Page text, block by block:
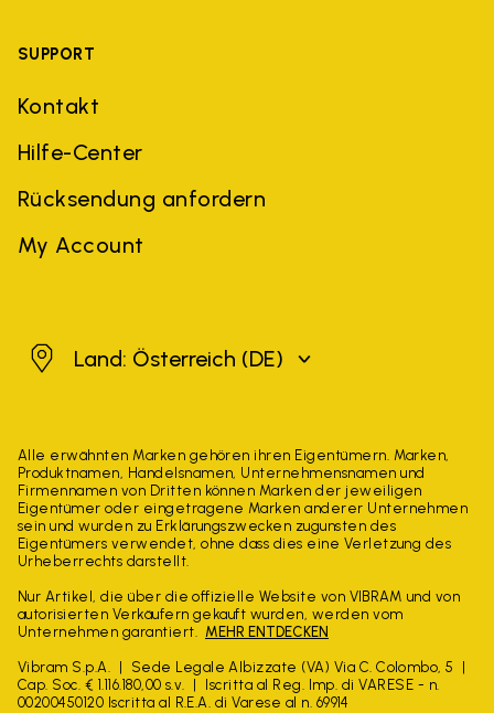
SUPPORT
Kontakt
Hilfe-Center
Rücksendung anfordern
My Account
Österreich
Land: Österreich (DE)
Alle erwähnten Marken gehören ihren Eigentümern. Marken,
Produktnamen, Handelsnamen, Unternehmensnamen und
Firmennamen von Dritten können Marken der jeweiligen
Eigentümer oder eingetragene Marken anderer Unternehmen
sein und wurden zu Erklärungszwecken zugunsten des
Eigentümers verwendet, ohne dass dies eine Verletzung des
Urheberrechts darstellt.
Nur Artikel, die über die offizielle Website von VIBRAM und von
autorisierten Verkäufern gekauft wurden, werden vom
Unternehmen garantiert. MEHR ENTDECKEN
Vibram S.p.A.
Sede Legale Albizzate (VA) Via C. Colombo, 5
Cap. Soc. € 1.116.180,00 s.v.
Iscritta al Reg. Imp. di VARESE - n.
00200450120 Iscritta al R.E.A. di Varese al n. 69914